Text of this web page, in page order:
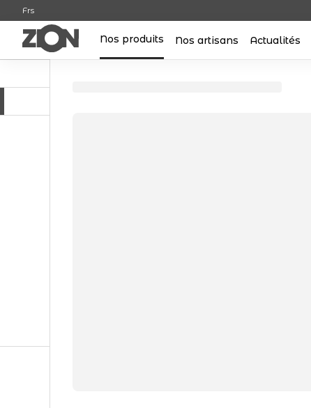
Frs
Nos produits Nos artisans Actualités